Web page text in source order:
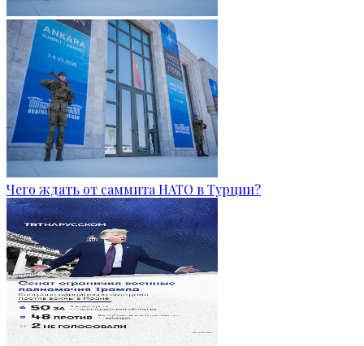
Чего ждать от саммита НАТО в Турции?